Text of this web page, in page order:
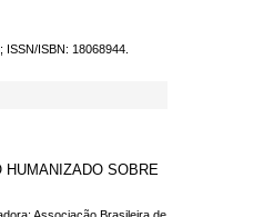
ISBN: 18068944.
SOBRE